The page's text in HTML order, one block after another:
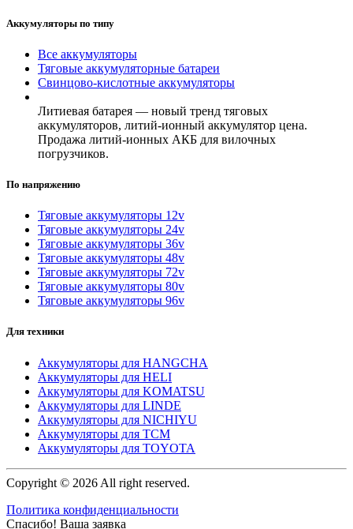
Аккумуляторы по типу
Все аккумуляторы
Тяговые аккумуляторные батареи
Свинцово-кислотные аккумуляторы
Литиевая батарея — новый тренд тяговых
аккумуляторов, литий-ионный аккумулятор цена.
Продажа литий-ионных АКБ для вилочных
погрузчиков.
По напряжению
Тяговые аккумуляторы 12v
Тяговые аккумуляторы 24v
Тяговые аккумуляторы 36v
Тяговые аккумуляторы 48v
Тяговые аккумуляторы 72v
Тяговые аккумуляторы 80v
Тяговые аккумуляторы 96v
Для техники
Аккумуляторы для HANGCHA
Аккумуляторы для HELI
Аккумуляторы для KOMATSU
Аккумуляторы для LINDE
Аккумуляторы для NICHIYU
Аккумуляторы для TCM
Аккумуляторы для TOYOTA
Copyright © 2026 All right reserved.
Политика конфиденциальности
Спасибо! Ваша заявка